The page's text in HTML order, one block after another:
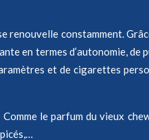
renouvelle constamment.
en termes d’autonomie, de
et de cigarettes
le parfum du vieux